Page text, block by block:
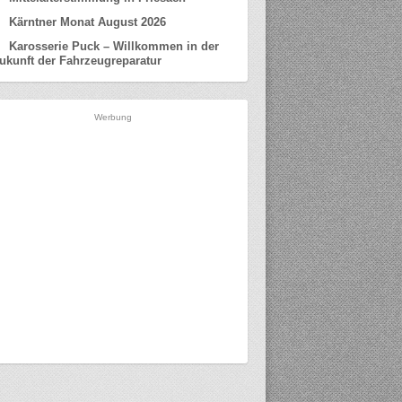
Kärntner Monat August 2026
Karosserie Puck – Willkommen in der
der Fahrzeugreparatur
Werbung